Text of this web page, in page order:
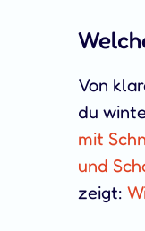
Von
du
mit
und
zeigt: